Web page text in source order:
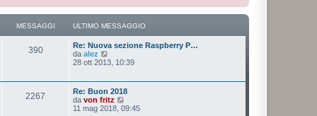
MESSAGGI ULTIMO MESSAGGIO
390
Re: Nuova sezione Raspberry P…
da alez
e
u
t
i
28 ott 2013, 10:39
2267
Re: Buon 2018
da von fritz
e
11 mag 2018, 09:45